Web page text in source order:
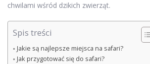
chwilami wśród dzikich zwierząt.
Spis treści
Jakie są najlepsze miejsca na safari?
Jak przygotować się do safari?